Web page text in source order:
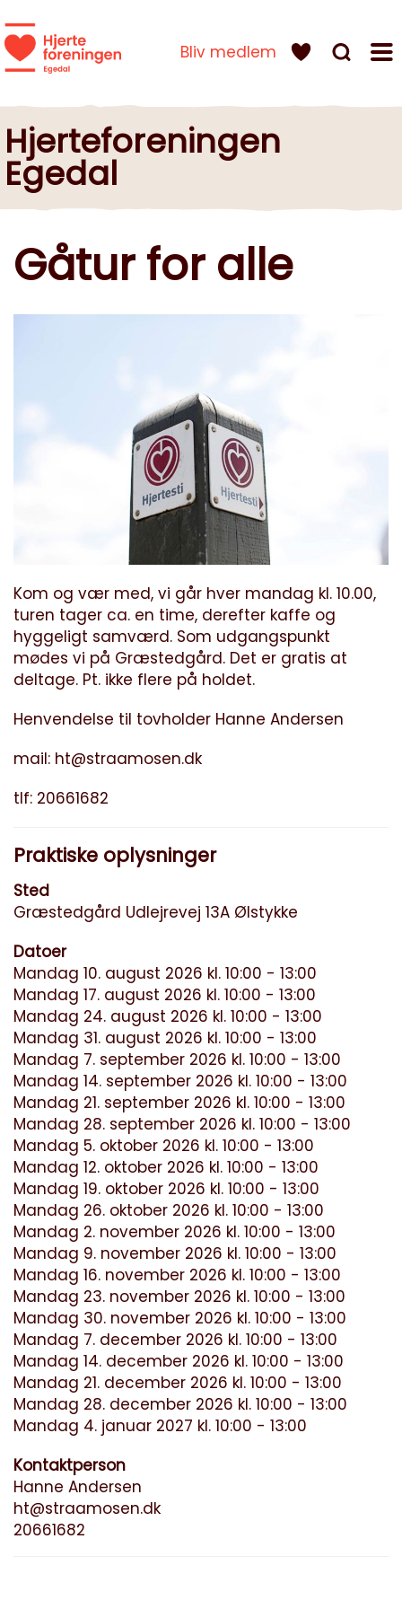
Bliv medlem
Hjerteforeningen
Egedal
Gåtur for alle
Kom og vær med, vi går hver mandag kl. 10.00,
turen tager ca. en time, derefter kaffe og
hyggeligt samværd. Som udgangspunkt
mødes vi på Græstedgård. Det er gratis at
deltage. Pt. ikke flere på holdet.
Henvendelse til tovholder Hanne Andersen
mail: ht@straamosen.dk
tlf: 20661682
Praktiske oplysninger
Sted
Græstedgård Udlejrevej 13A Ølstykke
Datoer
Mandag 10. august 2026 kl. 10:00 - 13:00
Mandag 17. august 2026 kl. 10:00 - 13:00
Mandag 24. august 2026 kl. 10:00 - 13:00
Mandag 31. august 2026 kl. 10:00 - 13:00
Mandag 7. september 2026 kl. 10:00 - 13:00
Mandag 14. september 2026 kl. 10:00 - 13:00
Mandag 21. september 2026 kl. 10:00 - 13:00
Mandag 28. september 2026 kl. 10:00 - 13:00
Mandag 5. oktober 2026 kl. 10:00 - 13:00
Mandag 12. oktober 2026 kl. 10:00 - 13:00
Mandag 19. oktober 2026 kl. 10:00 - 13:00
Mandag 26. oktober 2026 kl. 10:00 - 13:00
Mandag 2. november 2026 kl. 10:00 - 13:00
Mandag 9. november 2026 kl. 10:00 - 13:00
Mandag 16. november 2026 kl. 10:00 - 13:00
Mandag 23. november 2026 kl. 10:00 - 13:00
Mandag 30. november 2026 kl. 10:00 - 13:00
Mandag 7. december 2026 kl. 10:00 - 13:00
Mandag 14. december 2026 kl. 10:00 - 13:00
Mandag 21. december 2026 kl. 10:00 - 13:00
Mandag 28. december 2026 kl. 10:00 - 13:00
Mandag 4. januar 2027 kl. 10:00 - 13:00
Kontaktperson
Hanne Andersen
ht@straamosen.dk
20661682